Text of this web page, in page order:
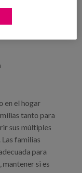
en el hogar
tanto para
sus múltiples
familias
para
si es